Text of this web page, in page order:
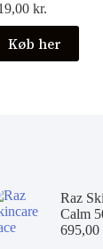
kr.
Køb her
Raz
Calm
695,00